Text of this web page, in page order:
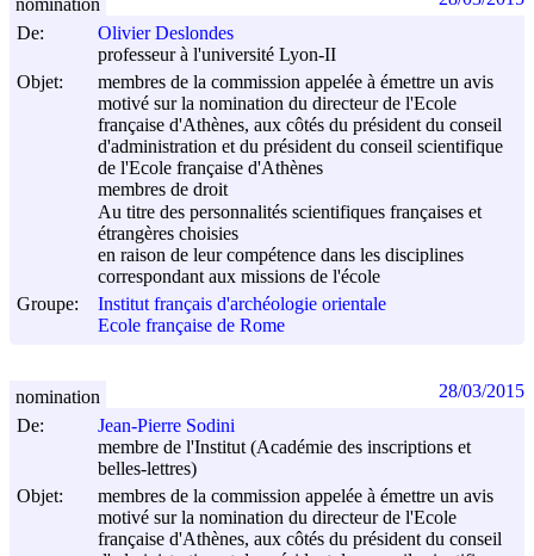
De:
Olivier Deslondes
professeur à l'université Lyon-II
Objet:
membres de la commission appelée à émettre un avis
motivé sur la nomination du directeur de l'Ecole
française d'Athènes, aux côtés du président du conseil
d'administration et du président du conseil scientifique
de l'Ecole française d'Athènes
membres de droit
Au titre des personnalités scientifiques françaises et
étrangères choisies
en raison de leur compétence dans les disciplines
correspondant aux missions de l'école
Groupe:
Institut français d'archéologie orientale
Ecole française de Rome
nomination
De:
Jean-Pierre Sodini
membre de l'Institut (Académie des inscriptions et
belles-lettres)
Objet:
membres de la commission appelée à émettre un avis
motivé sur la nomination du directeur de l'Ecole
française d'Athènes, aux côtés du président du conseil
nomination 28/03/2015